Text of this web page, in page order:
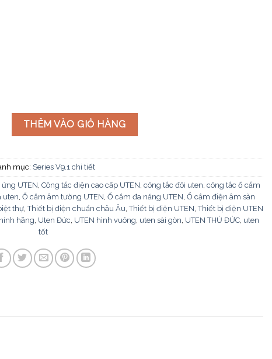
hai thiết bị cỡ S V9.1-PM2 số lượng
THÊM VÀO GIỎ HÀNG
mục: Series V9.1 chi tiết
UTEN, Công tắc điện cao cấp UTEN, công tắc đôi uten, công tắc ổ cắm
uten, Ổ cắm âm tường UTEN, Ổ cắm đa năng UTEN, Ổ cắm điện âm sàn
thự,Thiết bị điện chuẩn châu Âu,Thiết bị điện UTEN,Thiết bị điện UTEN
hãng, Uten Đức, UTEN hình vuông, uten sài gòn, UTEN THỦ ĐỨC, uten
tốt